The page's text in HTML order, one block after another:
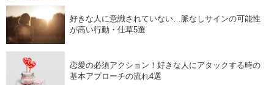
好きな人に意識されていない…脈なしサインの可能性
が高い行動・仕草5選
恋愛の必須アクション！好きな人にアタックする時の
基本アプローチの流れ4選